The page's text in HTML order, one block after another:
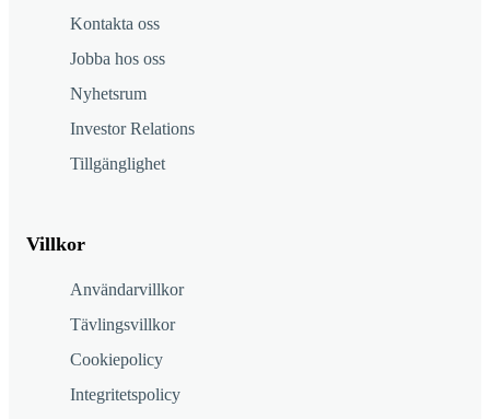
Kontakta oss
Jobba hos oss
Nyhetsrum
Investor Relations
Tillgänglighet
Villkor
Användarvillkor
Tävlingsvillkor
Cookiepolicy
Integritetspolicy